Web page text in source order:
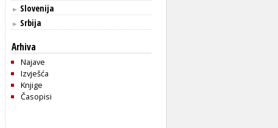
► Slovenija
► Srbija
Arhiva
Najave
Izvješća
Knjige
Časopisi